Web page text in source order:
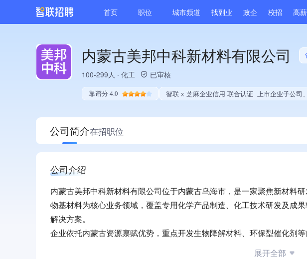
首页 职位 城市频道 找副业 政企 校招 高薪
内蒙古美邦中科新材料有限公司
100-299人 · 化工 已审核
靠谱分 4.0 智联 x 芝麻企业信用 联合认证 上市企业子公司、高新技术企业、战略性新兴领域
公司简介在招职位
公司介绍
内蒙古美邦中科新材料有限公司位于内蒙古乌海市，是一家聚焦新材料
物基材料为核心业务领域，覆盖专用化学产品制造、化工技术研发及成
解决方案。
企业依托内蒙古资源禀赋优势，重点开发生物降解材料、环保型催化剂
深耕。公司生产基地位于高新技术产业开发区低碳产业园，配备标准化
展开全部